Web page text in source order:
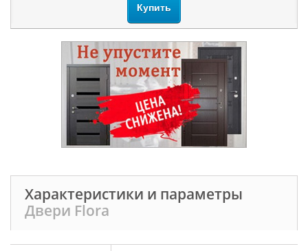
Купить
Характеристики и параметры
Двери Flora